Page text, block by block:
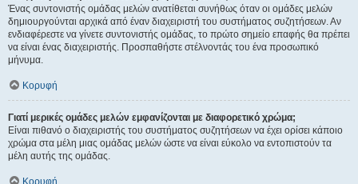
Ένας συντονιστής ομάδας μελών ανατίθεται συνήθως όταν οι ομάδες μελών
δημιουργούνται αρχικά από έναν διαχειριστή του συστήματος συζητήσεων. Αν
ενδιαφέρεστε να γίνετε συντονιστής ομάδας, το πρώτο σημείο επαφής θα πρέπει
να είναι ένας διαχειριστής. Προσπαθήστε στέλνοντάς του ένα προσωπικό
μήνυμα.
Κορυφή
Γιατί μερικές ομάδες μελών εμφανίζονται με διαφορετικό χρώμα;
Είναι πιθανό ο διαχειριστής του συστήματος συζητήσεων να έχει ορίσει κάποιο
χρώμα στα μέλη μιας ομάδας μελών ώστε να είναι εύκολο να εντοπιστούν τα
μέλη αυτής της ομάδας.
Κορυφή